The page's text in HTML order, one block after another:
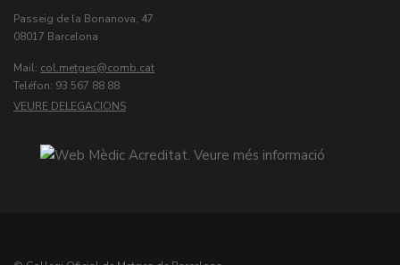
Passeig de la Bonanova, 47
08017 Barcelona
Mail: col.metges
Teléfon: 93 567 88 88
VEURE DELEGACIONS